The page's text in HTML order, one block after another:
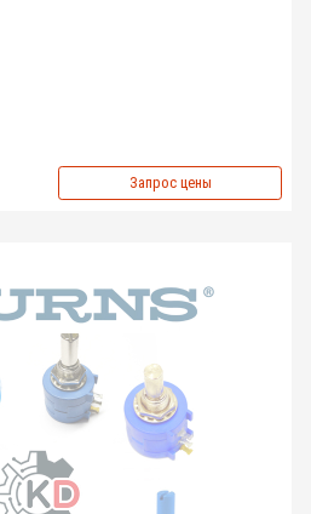
Запрос цены